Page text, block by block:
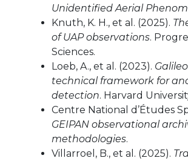
Unidentified Aerial
Knuth, K. H., et al. (2025).
of UAP observations.
Sciences.
Loeb, A., et al. (2023).
technical framework for
detection. Harvard
Centre National d’Études
GEIPAN observational
methodologies.
Villarroel, B., et al. (2025).